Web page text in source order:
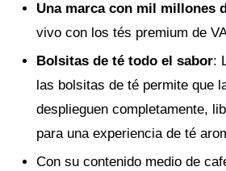
Una marca con mil millones
vivo con los tés premium de
Bolsitas de té todo el sabor:
las bolsitas de té permite que
desplieguen completamente,
para una experiencia de té
Con su contenido medio de